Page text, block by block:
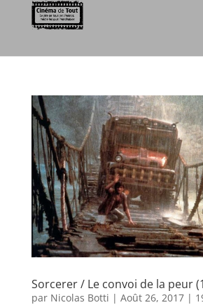
Sorcerer / Le convoi de la peur
par Nicolas Botti | Août 26, 2017|